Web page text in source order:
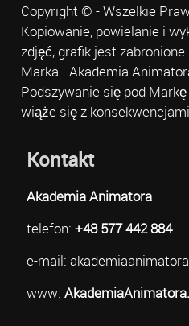
Copyright © - Wszelkie
Kopiowanie, powielanie i
zdjęć, grafik jest zabronione.
Marka - Akademia
Podszywanie się pod
wiąże się z
Kontakt
Akademia Animatora
telefon: +48 577 442 884
e-mail:
www: